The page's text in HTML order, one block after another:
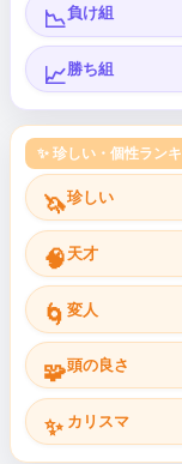
📉負け組
📈勝ち組
✨ 珍しい・個性ラン
🦄珍しい
🧠 天才
🌀 変人
🧩頭の良さ
✨ カリスマ